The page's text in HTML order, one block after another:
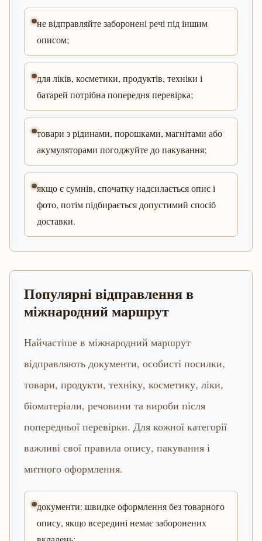
не відправляйте заборонені речі під іншим
описом;
для ліків, косметики, продуктів, техніки і
батарей потрібна попередня перевірка;
товари з рідинами, порошками, магнітами або
акумуляторами погоджуйте до пакування;
якщо є сумнів, спочатку надсилається опис і
фото, потім підбирається допустимий спосіб
доставки.
Популярні відправлення в
міжнародний маршрут
Найчастіше в міжнародний маршрут
відправляють документи, особисті посилки,
товари, продукти, техніку, косметику, ліки,
біоматеріали, речовини та вироби після
попередньої перевірки. Для кожної категорії
важливі свої правила опису, пакування і
митного оформлення.
документи: швидке оформлення без товарного
опису, якщо всередині немає заборонених